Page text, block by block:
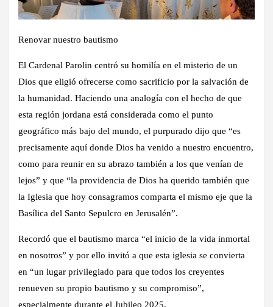
Renovar nuestro bautismo
El Cardenal Parolin centró su homilía en el misterio de un
Dios que eligió ofrecerse como sacrificio por la salvación de
la humanidad. Haciendo una analogía con el hecho de que
esta región jordana está considerada como el punto
geográfico más bajo del mundo, el purpurado dijo que “es
precisamente aquí donde Dios ha venido a nuestro encuentro,
como para reunir en su abrazo también a los que venían de
lejos” y que “la providencia de Dios ha querido también que
la Iglesia que hoy consagramos comparta el mismo eje que la
Basílica del Santo Sepulcro en Jerusalén”.
Recordó que el bautismo marca “el inicio de la vida inmortal
en nosotros” y por ello invitó a que esta iglesia se convierta
en “un lugar privilegiado para que todos los creyentes
renueven su propio bautismo y su compromiso”,
especialmente durante el Jubileo 2025.